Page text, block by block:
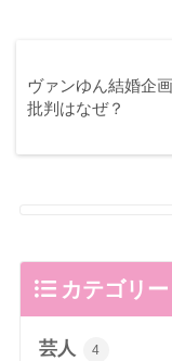
ヴァンゆん結婚企
批判はなぜ？
カテゴリー
芸人 4